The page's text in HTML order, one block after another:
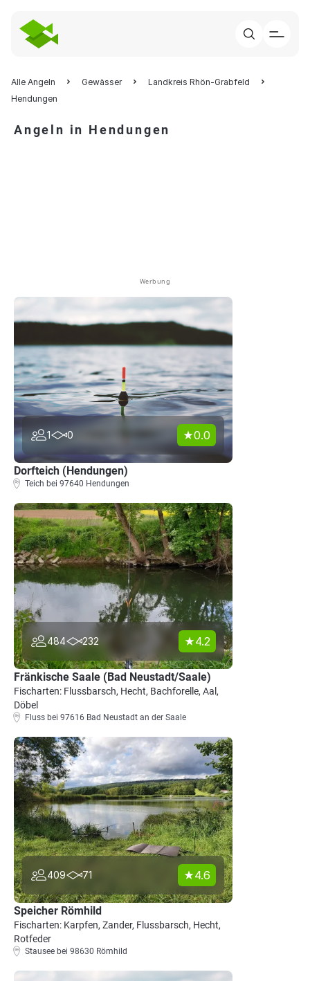
Alle Angeln Gewässer
Landkreis Rhön-Grabfeld
Hendungen
Angeln in Hendungen
Werbung
1 0 0.0
Dorfteich (Hendungen)
Teich bei 97640 Hendungen
484 232 4.2
Fränkische Saale (Bad Neustadt/Saale)
Fischarten: Flussbarsch, Hecht, Bachforelle, Aal,
Döbel
Fluss bei 97616 Bad Neustadt an der Saale
409 71 4.6
Speicher Römhild
Fischarten: Karpfen, Zander, Flussbarsch, Hecht,
Rotfeder
Stausee bei 98630 Römhild